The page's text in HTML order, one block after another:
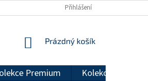
REKLAMAČNÍ ŘÁD
Přihlášení
NÁKUPNÍ
Prázdný košík
Premium Kolekce